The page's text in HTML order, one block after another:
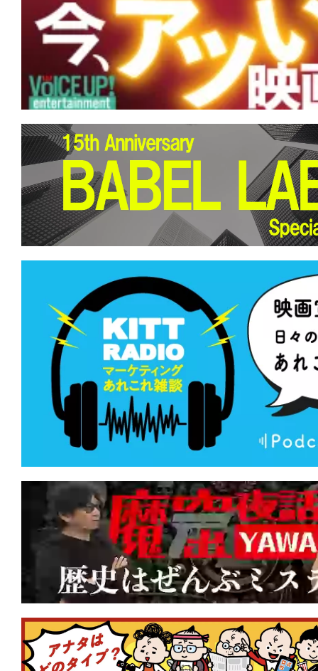
イケル』ついに日本上陸！
【今週公開の注目作】『スカーフェ
の世をば 我が世とぞ思ふ 望月の 欠け
思へば。
★【今週公開の注目作】『KEEPER／キ
黒いうちは、決してお前を逃さない。
【今週公開の注目作】『名無し』 光
込むことで浮かび上がるモノがある。
★【今週公開の注目作】『廃用身』 社
の提言を、あなたは切って捨てること
【今週公開の注目作】『デンジャラ
望海域』 死の運命に噛みつけ！鳥肌に
そうな奇行種サメ映画。
【今週公開の注目作】『サンキュー
がない夜にこそ、星空は光り輝く。す
たって。
は今もそこに立つ。木陰に一筋の光を
【今週公開の注目作】『ダーティ・
キャストなのにあまりにB級!? 死の天
を殲滅する！
い殺されるか、夢を食い殺すか。中年
巻かれて死ね。